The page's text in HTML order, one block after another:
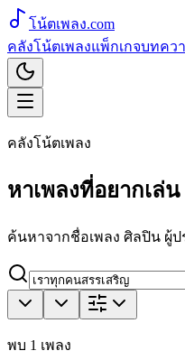
โน้ตเพลง.com
คลังโน้ตเพลงแพ็กเกจบทคว
คลังโน้ตเพลง
หาเพลงที่อยากเล่น
ค้นหาจากชื่อเพลง ศิลปิน ผู้
พบ 1 เพลง